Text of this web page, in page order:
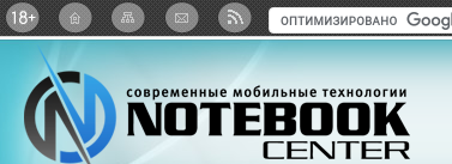
Twitter ВКонтактеGoogle+Яндекс: